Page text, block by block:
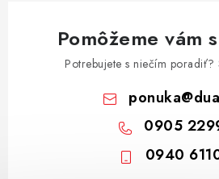
Pomôžeme vám
Potrebujete s niečím poradiť?
ponuka@
0905
0940